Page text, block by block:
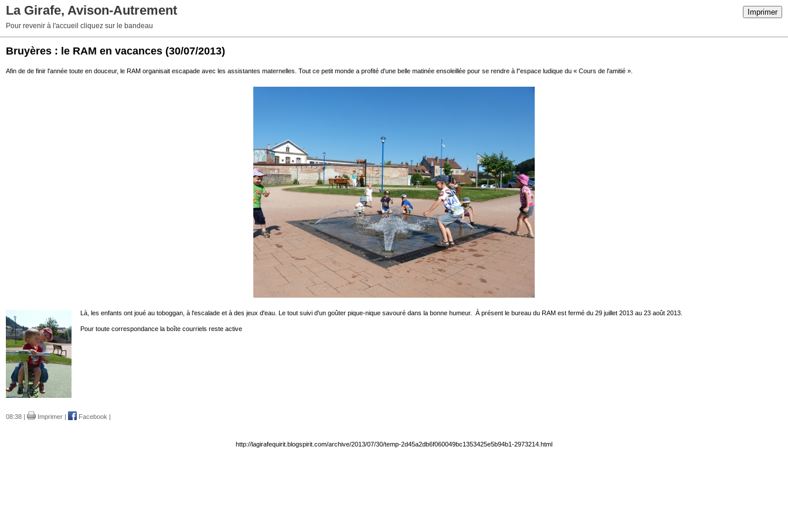
Imprimer
La Girafe, Avison-Autrement
Pour revenir à l'accueil cliquez sur le bandeau
Bruyères : le RAM en vacances (30/07/2013)
Afin de de finir l'année toute en douceur, le RAM organisait escapade avec les assistantes maternelles. Tout ce petit monde a profité d'une belle matinée ensoleillée pour se rendre à l"espace ludique du « Cours de l'amitié ».
Là, les enfants ont joué au toboggan, à l'escalade et à des jeux d'eau. Le tout suivi d'un goûter pique-nique savouré dans la bonne humeur. À présent le bureau du RAM est fermé du 29 juillet 2013 au 23 août 2013.
Pour toute correspondance la boîte courriels reste active
08:38 | Imprimer Facebook
http://lagirafequirit.blogspirit.com/archive/2013/07/30/temp-2d45a2db6f060049bc1353425e5b94b1-2973214.html